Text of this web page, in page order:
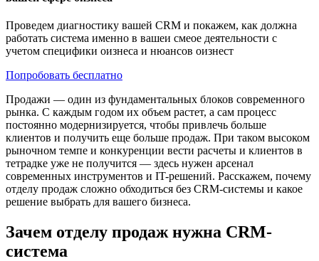
Проведем диагностику вашей CRM и покажем, как должна
работать система именно в вашеи смеое деятельности с
учетом специфики оизнеса и нюансов оизнест
Попробовать бесплатно
Продажи — один из фундаментальных блоков современного
рынка. С каждым годом их объем растет, а сам процесс
постоянно модернизируется, чтобы привлечь больше
клиентов и получить еще больше продаж. При таком высоком
рыночном темпе и конкуренции вести расчеты и клиентов в
тетрадке уже не получится — здесь нужен арсенал
современных инструментов и IT-решений. Расскажем, почему
отделу продаж сложно обходиться без CRM-системы и какое
решение выбрать для вашего бизнеса.
Зачем отделу продаж нужна CRM-
система